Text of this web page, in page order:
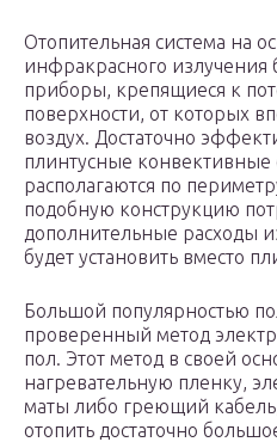
Отопительная система на
инфракрасного
приборы, крепящиеся к
поверхности, от которых
воздух. Достаточно
плинтусные конвективные
располагаются по
подобную конструкцию
дополнительные расходы
будет установить вместо
Большой популярностью
проверенный метод
пол. Этот метод в своей
нагревательную пленку,
маты либо греющий
отопить достаточно